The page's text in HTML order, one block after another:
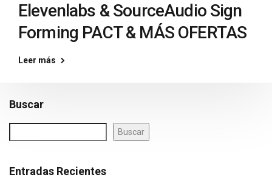
Elevenlabs & SourceAudio Sign
Forming PACT & MÁS OFERTAS
Leer más
Buscar
Buscar
Entradas Recientes